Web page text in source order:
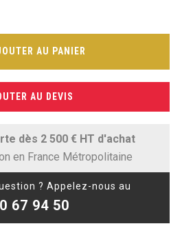
RÉFRIGÉRÉ
VITRÉE
VITRÉE
AU PANIER
AU DEVIS
dès 2 500 € HT d'achat
en France Métropolitaine
? Appelez-nous au
67 94 50